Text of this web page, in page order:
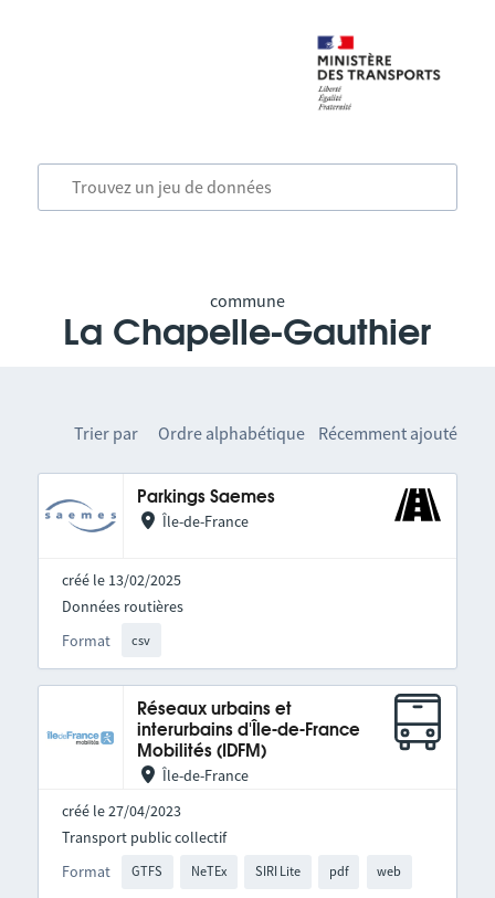
commune
La Chapelle-Gauthier
Trier par Ordre alphabétique Récemment ajouté
Parkings Saemes
Île-de-France
créé le 13/02/2025
Format csv
Données routières
Réseaux urbains et
interurbains d'Île-de-France
Mobilités (IDFM)
Île-de-France
créé le 27/04/2023
Format GTFS NeTEx SIRI Lite pdf web
Transport public collectif